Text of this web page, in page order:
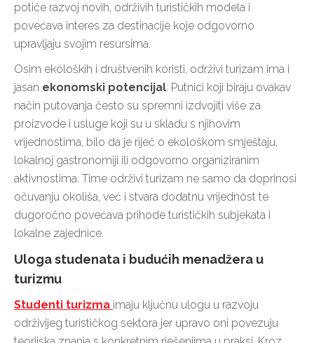
potiče razvoj novih, održivih turističkih modela i
povećava interes za destinacije koje odgovorno
upravljaju svojim resursima.
Osim ekoloških i društvenih koristi, održivi turizam ima i
jasan ekonomski potencijal. Putnici koji biraju ovakav
način putovanja često su spremni izdvojiti više za
proizvode i usluge koji su u skladu s njihovim
vrijednostima, bilo da je riječ o ekološkom smještaju,
lokalnoj gastronomiji ili odgovorno organiziranim
aktivnostima. Time održivi turizam ne samo da doprinosi
očuvanju okoliša, već i stvara dodatnu vrijednost te
dugoročno povećava prihode turističkih subjekata i
lokalne zajednice.
Uloga studenata i budućih menadžera u
turizmu
Studenti turizma imaju ključnu ulogu u razvoju
održivijeg turističkog sektora jer upravo oni povezuju